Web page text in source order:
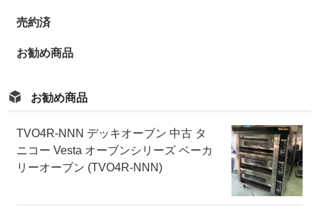
売約済
お勧め商品
お勧め商品
TVO4R-NNN デッキオーブン 中古 タ
ニコー Vesta オーブンシリーズ ベーカ
リーオーブン (TVO4R-NNN)